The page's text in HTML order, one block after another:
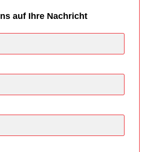
auf Ihre Nachricht